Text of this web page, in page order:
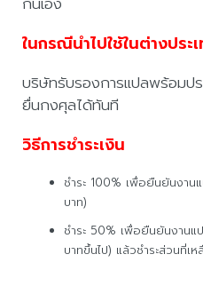
ในกรณีนำไปใช้ในต่างประ
บริษัทรับรองการแปลพร้อมป
ยื่นกงศุลได้ทันที
วิธีการชำระเงิน
ชำระ 100% เพื่อยืนยันงา
บาท)
ชำระ 50% เพื่อยืนยันงาน
บาทขึ้นไป) แล้วชำระส่วนที่เ